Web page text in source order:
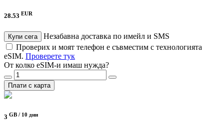
28.53 EUR
Купи сега
Незабавна доставка по имейл и SMS
Проверих и моят телефон е съвместим с технологията
eSIM. Проверете тук
От колко eSIM-и имаш нужда?
Плати с карта
3 GB / 10 дни